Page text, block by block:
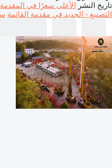
تاريخ النشر الأعلى سعرًا في المقدمة
التصنيع - الجديد في مقدمة القائمة